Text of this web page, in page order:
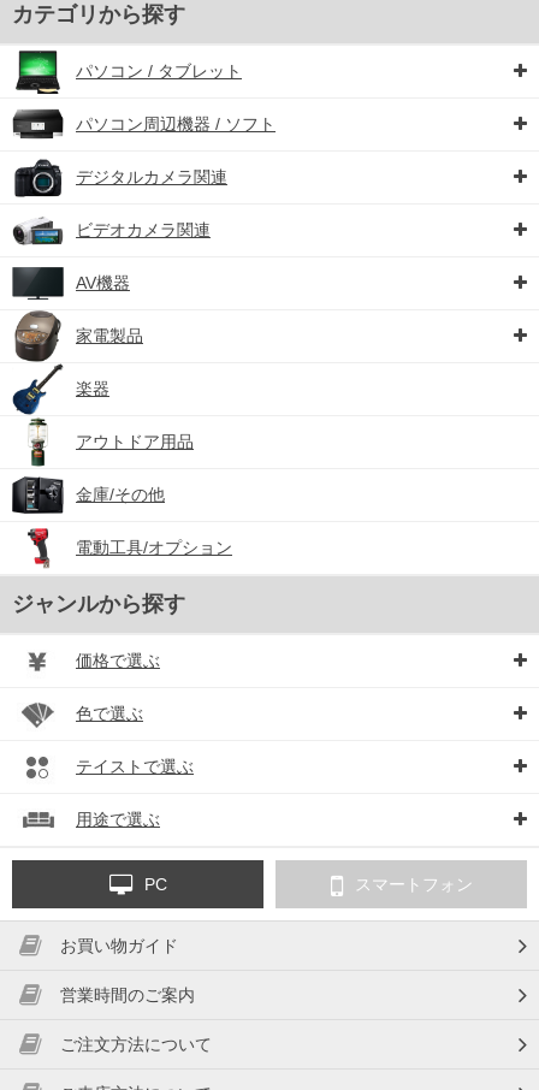
カテゴリから探す
パソコン / タブレット
パソコン周辺機器 / ソフト
デジタルカメラ関連
ビデオカメラ関連
AV機器
家電製品
楽器
アウトドア用品
金庫/その他
電動工具/オプション
ジャンルから探す
価格で選ぶ
色で選ぶ
テイストで選ぶ
用途で選ぶ
PC スマートフォン
お買い物ガイド
営業時間のご案内
ご注文方法について